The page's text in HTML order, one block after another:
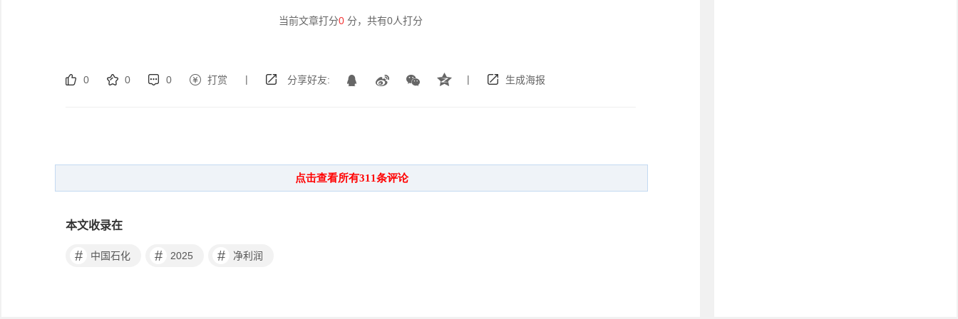
当前文章打分0 分，共有0人打分
0 0 0 打赏 | 分享好友: | 生成海报
本文收录在
# 中国石化 # 2025 # 净利润